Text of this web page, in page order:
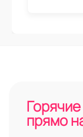
прямо